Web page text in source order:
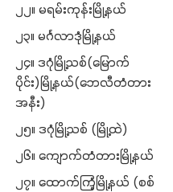
၂၂။ မရမ်းကုန်းမြို့နယ်
၂၃။ မင်္ဂလာဒုံမြို့နယ်
၂၄။ ဒဂုံမြို့သစ်(မြောက်
ပိုင်း)မြို့နယ်(ဘေလီတံတား
အနီး)
၂၅။ ဒဂုံမြို့သစ် (မြို့ထဲ)
၂၆။ ကျောက်တံတားမြို့နယ်
၂၇။ ထောက်ကြံ့မြို့နယ် (စစ်